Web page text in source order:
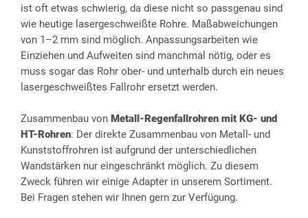
ist oft etwas schwierig, da diese nicht so passgenau sind
wie heutige lasergeschweißte Rohre. Maßabweichungen
von 1–2 mm sind möglich. Anpassungsarbeiten wie
Einziehen und Aufweiten sind manchmal nötig, oder es
muss sogar das Rohr ober- und unterhalb durch ein neues
lasergeschweißtes Fallrohr ersetzt werden.
Zusammenbau von Metall-Regenfallrohren mit KG- und
HT-Rohren: Der direkte Zusammenbau von Metall- und
Kunststoffrohren ist aufgrund der unterschiedlichen
Wandstärken nur eingeschränkt möglich. Zu diesem
Zweck führen wir einige Adapter in unserem Sortiment.
Bei Fragen stehen wir Ihnen gern zur Verfügung.